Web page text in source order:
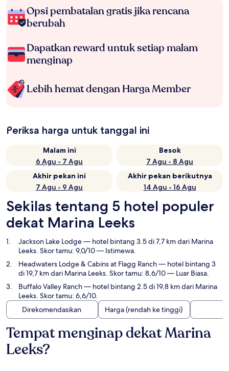
Opsi pembatalan gratis jika rencana
berubah
Dapatkan reward untuk setiap malam
menginap
Lebih hemat dengan Harga Member
Periksa harga untuk tanggal ini
Malam ini
6 Agu - 7 Agu
Besok
7 Agu - 8 Agu
Akhir pekan ini
7 Agu - 9 Agu
Akhir pekan berikutnya
14 Agu - 16 Agu
Sekilas tentang 5 hotel populer
dekat Marina Leeks
Jackson Lake Lodge— hotel bintang 3.5 di 7,7 km dari Marina
Leeks. Skor tamu: 9,0/10 — Istimewa.
Headwaters Lodge & Cabins at Flagg Ranch— hotel bintang 3
di 19,7 km dari Marina Leeks. Skor tamu: 8,6/10 — Luar Biasa.
Buffalo Valley Ranch— hotel bintang 2.5 di 19,8 km dari Marina
Leeks. Skor tamu: 6,6/10.
Direkomendasikan
Harga (rendah ke tinggi)
Tempat menginap dekat Marina
Leeks?